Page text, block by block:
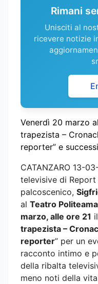
Rimani
Unisciti al
ricevere notizie
Venerdì 20 marzo
trapezista –
reporter” e
CATANZARO 13-
televisive di
palcoscenico,
al Teatro
marzo, alle ore 21
trapezista –
reporter” per un
racconto intimo e
della ribalta
meno noti della